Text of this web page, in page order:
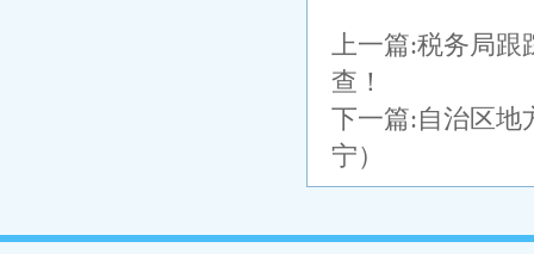
上一篇:税务局跟
查！
下一篇:自治区地
宁）